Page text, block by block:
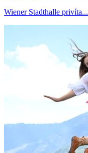
Wiener Stadthalle privíta...